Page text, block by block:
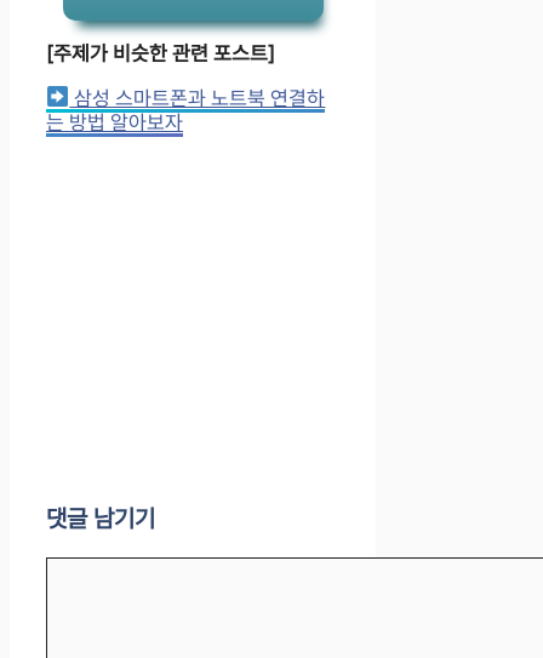
[주제가 비슷한 관련 포스트]
삼성 스마트폰과 노트북 연결하
는 방법 알아보자
댓글 남기기